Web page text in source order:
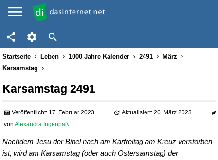
Startseite Leben 1000 Jahre Kalender 2491
März
Karsamstag
Karsamstag 2491
Veröffentlicht: 17. Februar 2023
Aktualisiert: 26. März 2023
von Alexandra Ingenpaß
Nachdem Jesu der Bibel nach am Karfreitag am Kreuz verstorben
ist, wird am Karsamstag (oder auch Ostersamstag) der